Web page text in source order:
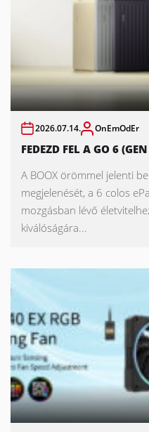
2026.07.14. OnEmOdEr
FEDEZD FEL A GO 6
A BOOX örömmel jelenti
megjelenését, a 6 colos
mozgásban lévő
kiválóságára...